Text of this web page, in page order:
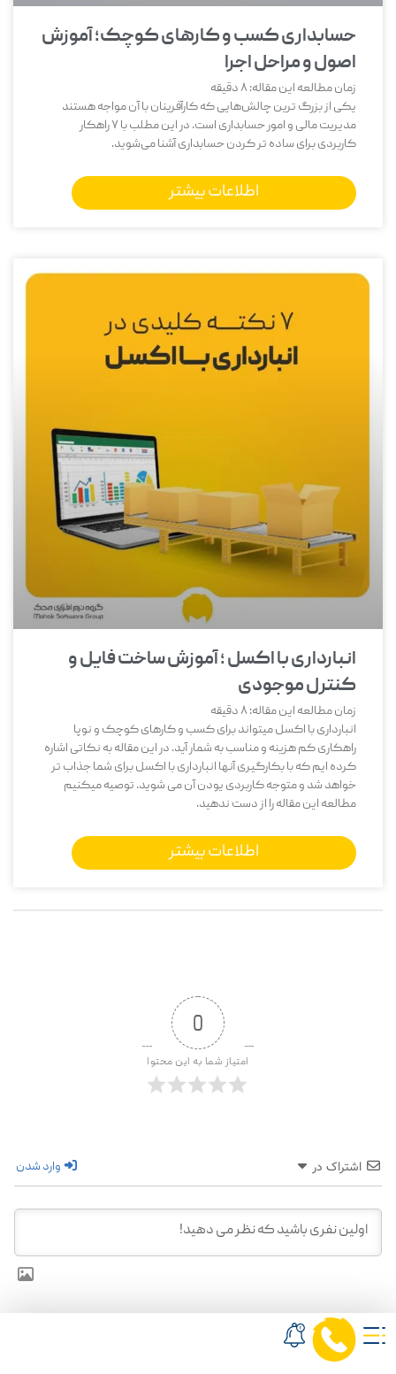
حسابداری کسب و کارهای کوچک؛ آموزش
اصول و مراحل اجرا
زمان مطالعه این مقاله:8دقیقه
یکی از بزرگ‌ ترین چالش‌هایی که کارآفرینان با آن مواجه هستند
مدیریت مالی و امور حسابداری است. در این مطلب با 7 راهکار
کاربردی برای ساده تر کردن حسابداری آشنا می‌شوید.
اطلاعات بیشتر
انبارداری با اکسل ؛ آموزش ساخت فایل و
کنترل موجودی
زمان مطالعه این مقاله:8دقیقه
انبارداری با اکسل میتواند برای کسب و کارهای کوچک و نوپا
راهکاری کم هزینه و مناسب به شمار آید. در این مقاله به نکاتی اشاره
کرده ایم که با بکارگیری آنها انبارداری با اکسل برای شما جذاب تر
خواهد شد و متوجه کاربردی یودن آن می شوید. توصیه میکنیم
مطالعه این مقاله را از دست ندهید.
اطلاعات بیشتر
0
امتیاز شما به این محتوا
اشتراک در وارد شدن
0نظرات